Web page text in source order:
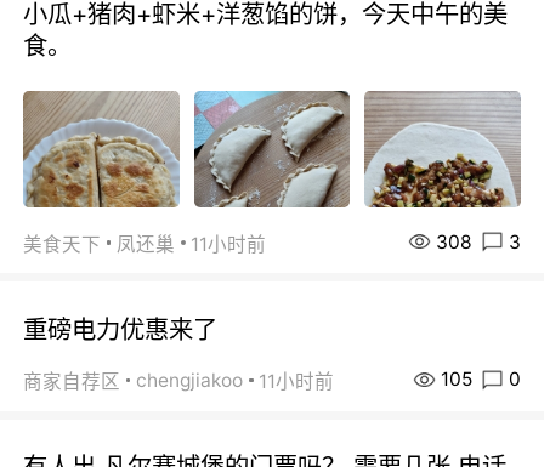
小瓜+猪肉+虾米+洋葱馅的饼，今天中午的美
食。
美食天下 凤还巢 11小时前 308 3
重磅电力优惠来了
商家自荐区 chengjiakoo 11小时前 105 0